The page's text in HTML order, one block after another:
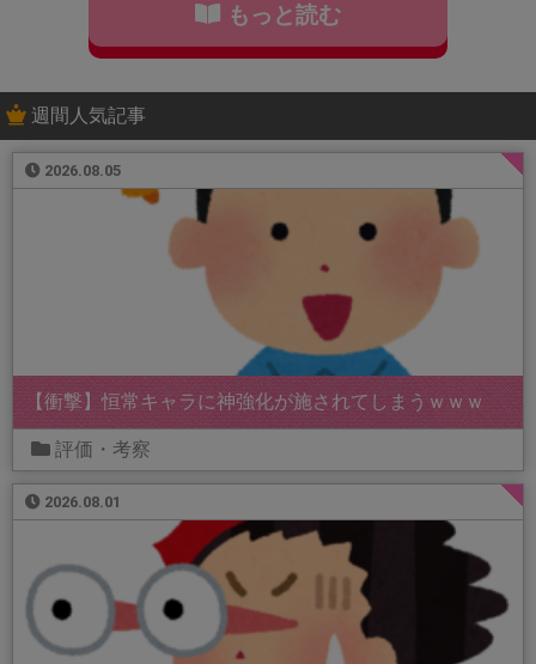
もっと読む
週間人気記事
2026.08.05
【衝撃】恒常キャラに神強化が施されてしまうｗｗｗ
評価・考察
2026.08.01